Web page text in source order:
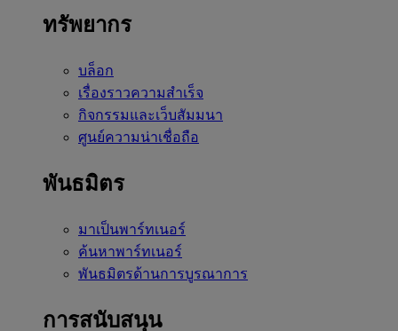
ทรัพยากร
บล็อก
เรื่องราวความสำเร็จ
กิจกรรมและเว็บสัมมนา
ศูนย์ความน่าเชื่อถือ
พันธมิตร
มาเป็นพาร์ทเนอร์
ค้นหาพาร์ทเนอร์
พันธมิตรด้านการบูรณาการ
การสนับสนุน